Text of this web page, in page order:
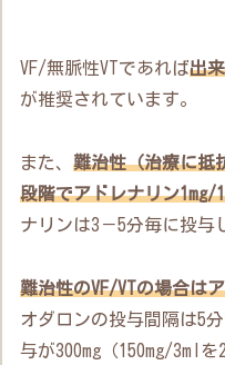
VF/無脈性VTであれば出
が推奨されています。
また、難治性（治療に抵
段階でアドレナリン1mg/
ナリンは3－5分毎に投与
難治性のVF/VTの場合は
オダロンの投与間隔は5
与が300mg（150mg/3mlを